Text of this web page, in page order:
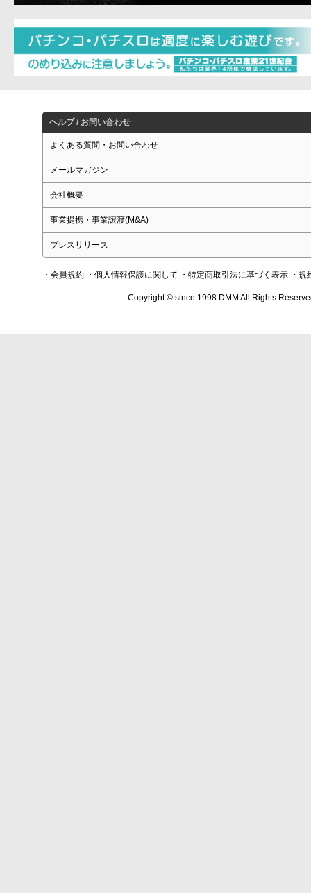
ヘルプ / お問い合わせ
よくある質問・お問い合わせ
メールマガジン
会社概要
事業提携・事業譲渡(M&A)
プレスリリース
・会員規約 ・個人情報保護に関して ・特定商取引法に基づく表示 ・規
Copyright © since 1998 DMM All Rights